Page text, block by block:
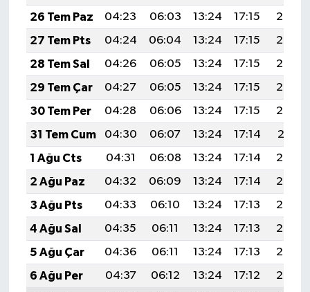
26 Tem Paz
04:23 06:03 13:24 17:15
20:36
27 Tem Pts
04:24 06:04 13:24 17:15
20:35
28 Tem Sal
04:26 06:05 13:24 17:15
20:34
29 Tem Çar
04:27 06:05 13:24 17:15
20:33
30 Tem Per
04:28 06:06 13:24 17:15
20:32
31 Tem Cum
04:30 06:07 13:24 17:14
20:31
1 Ağu Cts
04:31 06:08 13:24 17:14
20:30
2 Ağu Paz
04:32 06:09 13:24 17:14
20:29
3 Ağu Pts
04:33 06:10 13:24 17:13
20:28
4 Ağu Sal
04:35 06:11 13:24 17:13
20:27
5 Ağu Çar
04:36 06:11 13:24 17:13
20:26
6 Ağu Per
04:37 06:12 13:24 17:12
20:25